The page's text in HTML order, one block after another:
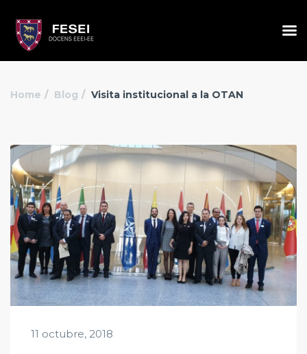
Home Blog Visita institucional a la OTAN
11 octubre, 2018